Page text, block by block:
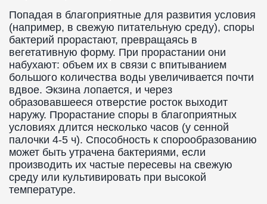
Попадая в благоприятные для развития условия
(например, в свежую питательную среду), споры
бактерий прорастают, превращаясь в
вегетативную форму. При прорастании они
набухают: объем их в связи с впитыванием
большого количества воды увеличивается почти
вдвое. Экзина лопается, и через
образовавшееся отверстие росток выходит
наружу. Прорастание споры в благоприятных
условиях длится несколько часов (у сенной
палочки 4-5 ч). Способность к спорообразованию
может быть утрачена бактериями, если
производить их частые пересевы на свежую
среду или культивировать при высокой
температуре.